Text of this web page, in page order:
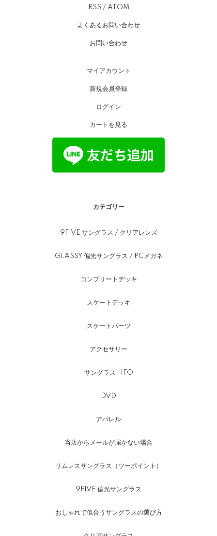
RSS / ATOM
よくあるお問い合わせ
お問い合わせ
マイアカウント
新規会員登録
ログイン
カートを見る
カテゴリー
9FIVE サングラス / クリアレンズ
GLASSY 偏光サングラス / PCメガネ
コンプリートデッキ
スケートデッキ
スケートパーツ
アクセサリー
サングラス- IFO
DVD
アパレル
当店からメールが届かない場合
リムレスサングラス（ツーポイント）
9FIVE 偏光サングラス
おしゃれで似合うサングラスの選び方